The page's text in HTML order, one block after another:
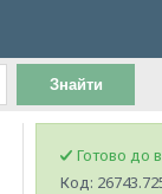
Знайти
Готово до
Код: